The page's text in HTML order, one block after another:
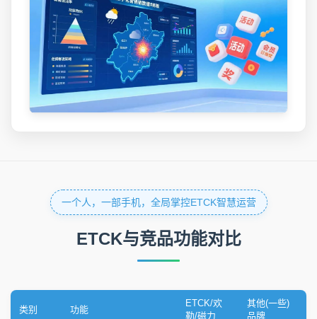
一个人，一部手机，全局掌控ETCK智慧运营
ETCK与竞品功能对比
类别 功能
ETCK/欢
勒/磁力
其他(一些)
品牌